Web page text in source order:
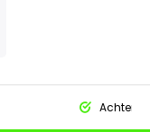
Achteraf